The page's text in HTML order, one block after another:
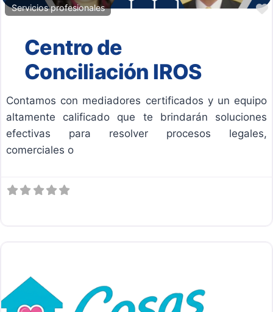
Servicios profesionales
Centro de
Conciliación IROS
Contamos con mediadores certificados y un equipo
altamente calificado que te brindarán soluciones
efectivas para resolver procesos legales,
comerciales o